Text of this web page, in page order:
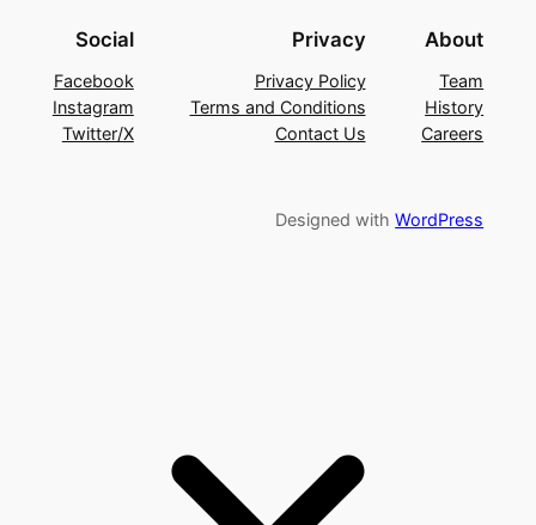
About
Team
History
Careers
Privacy
Privacy Policy
Terms and Conditions
Contact Us
Social
Facebook
Instagram
Twitter/X
Designed withWordPress